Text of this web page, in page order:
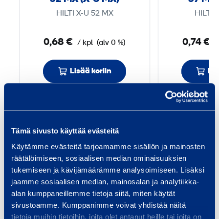
Tämä sivusto käyttää evästeitä
Käytämme evästeitä tarjoamamme sisällön ja mainosten
räätälöimiseen, sosiaalisen median ominaisuuksien
tukemiseen ja kävijämäärämme analysoimiseen. Lisäksi
jaamme sosiaalisen median, mainosalan ja analytiikka-
alan kumppaneillemme tietoja siitä, miten käytät
sivustoamme. Kumppanimme voivat yhdistää näitä
tietoja muihin tietoihin, joita olet antanut heille tai joita on
D
N
I
5
M
(
X
-
U
M
HILTI X-U 52 MX
0,68 € / kpl (alv 0 %)
Lisää koriin
HILTI
0,74 €
Palvelut
Talon rakentaminen
Pientalon rakentaminen on iso
projekti, jossa oikeat työkalut ja